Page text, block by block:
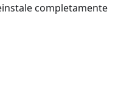
completamente